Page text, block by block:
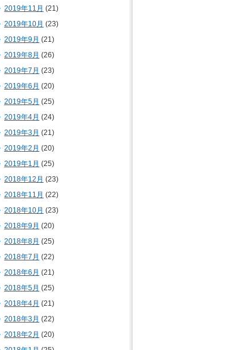
2019年11月 (21)
2019年10月 (23)
2019年9月 (21)
2019年8月 (26)
2019年7月 (23)
2019年6月 (20)
2019年5月 (25)
2019年4月 (24)
2019年3月 (21)
2019年2月 (20)
2019年1月 (25)
2018年12月 (23)
2018年11月 (22)
2018年10月 (23)
2018年9月 (20)
2018年8月 (25)
2018年7月 (22)
2018年6月 (21)
2018年5月 (25)
2018年4月 (21)
2018年3月 (22)
2018年2月 (20)